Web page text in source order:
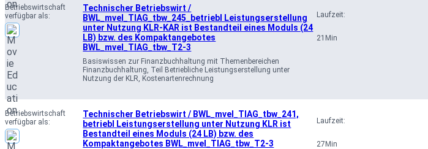
Betriebswirtschaft
verfügbar als:
Technischer Betriebswirt /
BWL_mvel_TIAG_tbw_245_betriebl Leistungserstellung
unter Nutzung KLR-KAR ist Bestandteil eines Moduls (24
LB) bzw. des Kompaktangebotes
BWL_mvel_TIAG_tbw_T2-3
Basiswissen zur Finanzbuchhaltung mit Themenbereichen
Finanzbuchhaltung, Teil Betriebliche Leistungserstellung unter
Nutzung der KLR, Kostenartenrechnung
Laufzeit:
21 Min
Betriebswirtschaft
verfügbar als:
Technischer Betriebswirt / BWL_mvel_TIAG_tbw_241,
betriebl Leistungserstellung unter Nutzung KLR ist
Bestandteil eines Moduls (24 LB) bzw. des
Kompaktangebotes BWL_mvel_TIAG_tbw_T2-3
Laufzeit:
27 Min